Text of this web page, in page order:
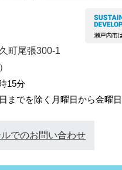
町尾張300-1
15分
までを除く月曜日から金曜日
ルでのお問い合わせ